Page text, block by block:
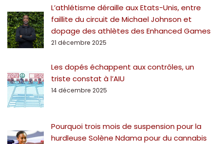
L’athlétisme déraille aux Etats-Unis, entre
faillite du circuit de Michael Johnson et
dopage des athlètes des Enhanced Games
21 décembre 2025
Les dopés échappent aux contrôles, un
triste constat à l’AIU
14 décembre 2025
Pourquoi trois mois de suspension pour la
hurdleuse Solène Ndama pour du cannabis